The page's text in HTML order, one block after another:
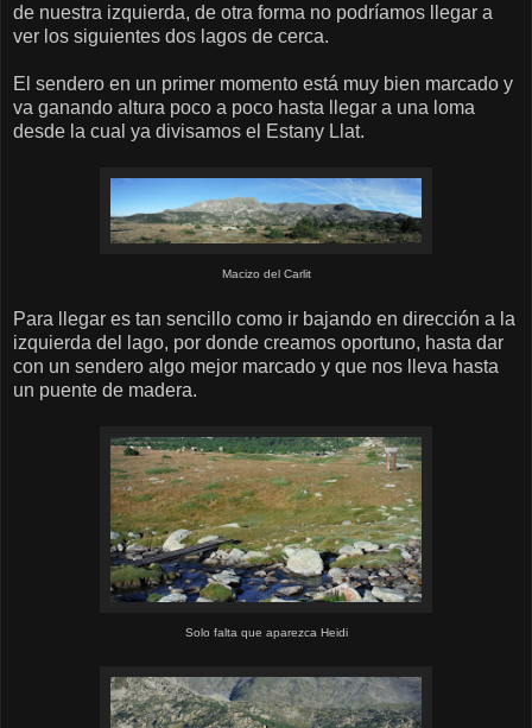
de nuestra izquierda, de otra forma no podríamos llegar a
ver los siguientes dos lagos de cerca.
El sendero en un primer momento está muy bien marcado y
va ganando altura poco a poco hasta llegar a una loma
desde la cual ya divisamos el Estany Llat.
Macizo del Carlit
Para llegar es tan sencillo como ir bajando en dirección a la
izquierda del lago, por donde creamos oportuno, hasta dar
con un sendero algo mejor marcado y que nos lleva hasta
un puente de madera.
Solo falta que aparezca Heidi